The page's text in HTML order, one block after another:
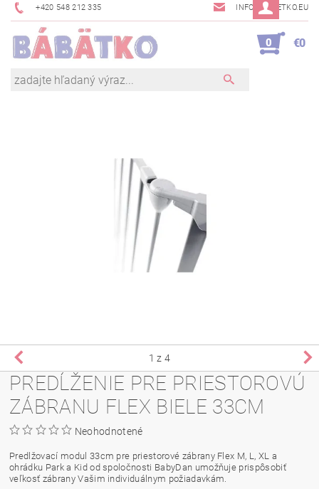
+420 548 212 335 INFO@BABETKO.EU
0 €0
1 z 4
PREDĹŽENIE PRE PRIESTOROVÚ
ZÁBRANU FLEX BIELE 33CM
Neohodnotené
Predlžovací modul 33cm pre priestorové zábrany Flex M, L, XL a
ohrádku Park a Kid od spoločnosti BabyDan umožňuje prispôsobiť
veľkosť zábrany Vašim individuálnym požiadavkám.